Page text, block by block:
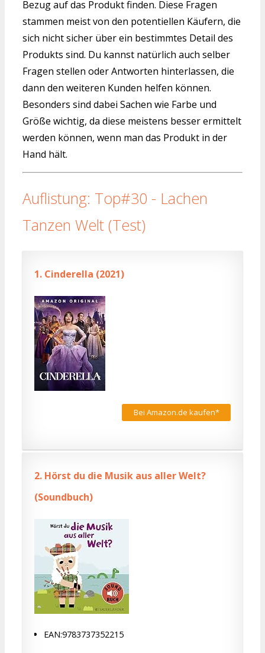
Bezug auf das Produkt finden. Diese Fragen
stammen meist von den potentiellen Käufern, die
sich nicht sicher über ein bestimmtes Detail des
Produkts sind. Du kannst natürlich auch selber
Fragen stellen oder Antworten hinterlassen, die
dann den weiteren Kunden helfen können.
Besonders sind dabei Sachen wie Farbe und
Größe wichtig, da diese meistens besser ermittelt
werden können, wenn man das Produkt in der
Hand hält.
Auflistung: Top#30 - Lachen
Tanzen Welt (Test)
1. Cinderella (2021)
Bei Amazon.de kaufen*
2. Hörst du die Musik aus aller Welt?
(Soundbuch)
EAN:9783737352215